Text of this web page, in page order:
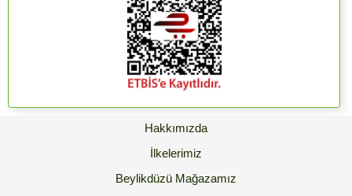
Hakkımızda
İlkelerimiz
Beylikdüzü Mağazamız